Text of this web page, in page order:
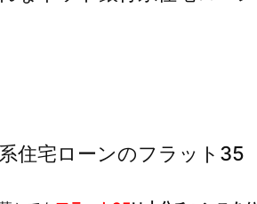
住宅ローンのフラット35